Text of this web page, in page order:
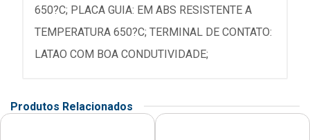
650?C; PLACA GUIA: EM ABS RESISTENTE A
TEMPERATURA 650?C; TERMINAL DE CONTATO:
LATAO COM BOA CONDUTIVIDADE;
Produtos Relacionados